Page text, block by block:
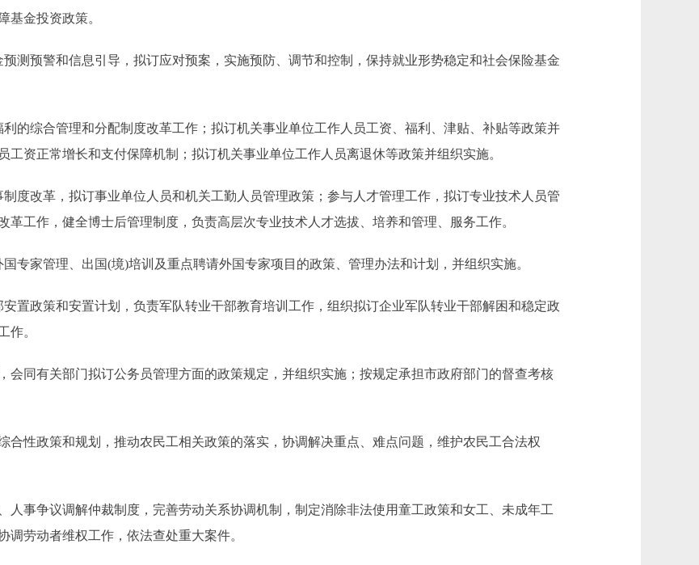
基金投资政策。
预警和信息引导，拟订应对预案，实施预防、调节和控制，保持就业形势稳定和社会保险基金
综合管理和分配制度改革工作；拟订机关事业单位工作人员工资、福利、津贴、补贴等政策并
资正常增长和支付保障机制；拟订机关事业单位工作人员离退休等政策并组织实施。
改革，拟订事业单位人员和机关工勤人员管理政策；参与人才管理工作，拟订专业技术人员管
工作，健全博士后管理制度，负责高层次专业技术人才选拔、培养和管理、服务工作。
家管理、出国(境)培训及重点聘请外国专家项目的政策、管理办法和计划，并组织实施。
政策和安置计划，负责军队转业干部教育培训工作，组织拟订企业军队转业干部解困和稳定政
作。
同有关部门拟订公务员管理方面的政策规定，并组织实施；按规定承担市政府部门的督查考核
性政策和规划，推动农民工相关政策的落实，协调解决重点、难点问题，维护农民工合法权
事争议调解仲裁制度，完善劳动关系协调机制，制定消除非法使用童工政策和女工、未成年工
劳动者维权工作，依法查处重大案件。